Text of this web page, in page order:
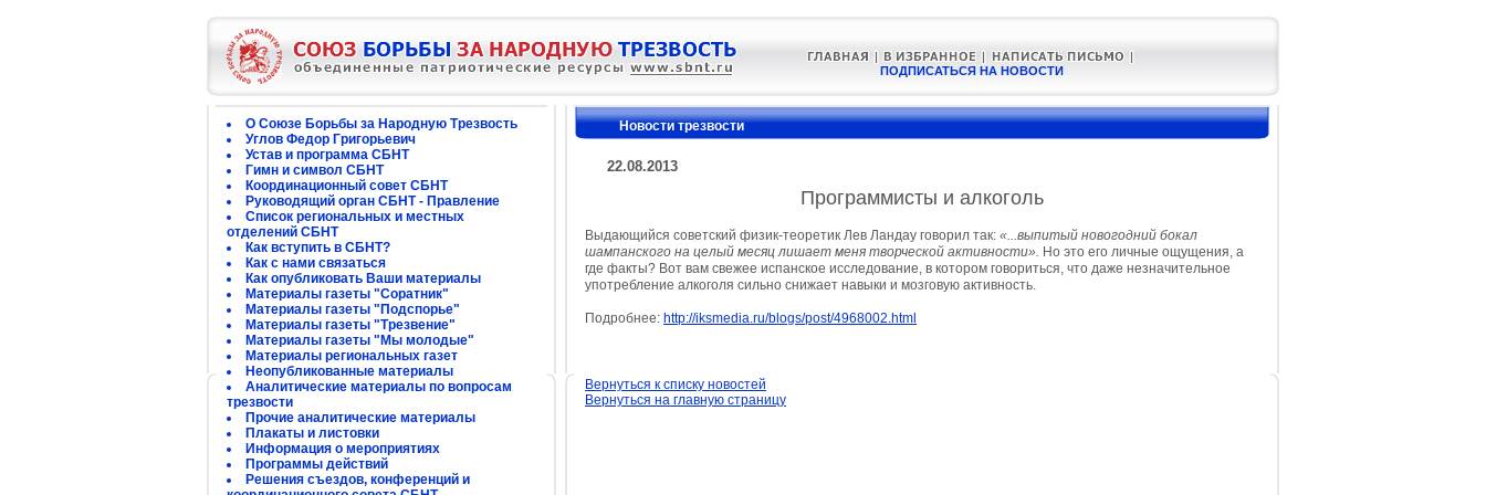
ПОДПИСАТЬСЯ НА НОВОСТИ
О Союзе Борьбы за Народную Трезвость
Углов Федор Григорьевич
Устав и программа СБНТ
Гимн и символ СБНТ
Координационный совет СБНТ
Руководящий орган СБНТ - Правление
Список региональных и местных
отделений СБНТ
Как вступить в СБНТ?
Как с нами связаться
Как опубликовать Ваши материалы
Материалы газеты "Соратник"
Материалы газеты "Подспорье"
Материалы газеты "Трезвение"
Материалы газеты "Мы молодые"
Материалы региональных газет
Неопубликованные материалы
Аналитические материалы по вопросам
трезвости
Прочие аналитические материалы
Плакаты и листовки
Информация о мероприятиях
Программы действий
Решения съездов, конференций и
Новости трезвости
22.08.2013
Программисты и алкоголь
Выдающийся советский физик-теоретик Лев Ландау говорил так: «...выпитый новогодний бокал
шампанского на целый месяц лишает меня творческой активности». Но это его личные ощущения, а
где факты? Вот вам свежее испанское исследование, в котором говориться, что даже незначительное
употребление алкоголя сильно снижает навыки и мозговую активность.
Подробнее: http://iksmedia.ru/blogs/post/4968002.html
Вернуться к списку новостей
Вернуться на главную страницу